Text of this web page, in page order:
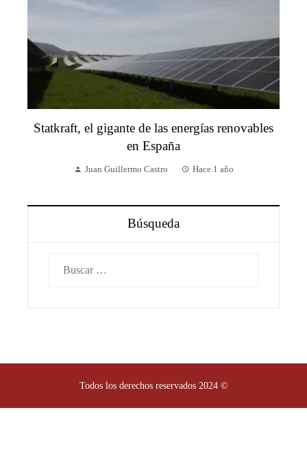
Statkraft, el gigante de las energías renovables
en España
Juan Guillermo Castro Hace 1 año
Búsqueda
Todos los derechos reservados 2024 ©